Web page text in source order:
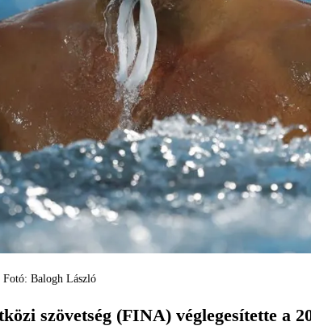
Fotó: Balogh László
szövetség (FINA) véglegesítette a